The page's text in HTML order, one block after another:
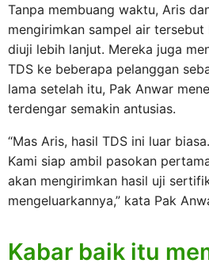
Tanpa membuang waktu, Aris
mengirimkan sampel air
diuji lebih lanjut. Mereka juga
TDS ke beberapa pelanggan
lama setelah itu, Pak Anwar
terdengar semakin antusias.
“Mas Aris, hasil TDS ini luar
Kami siap ambil pasokan
akan mengirimkan hasil uji
mengeluarkannya,” kata Pak
Kabar baik itu